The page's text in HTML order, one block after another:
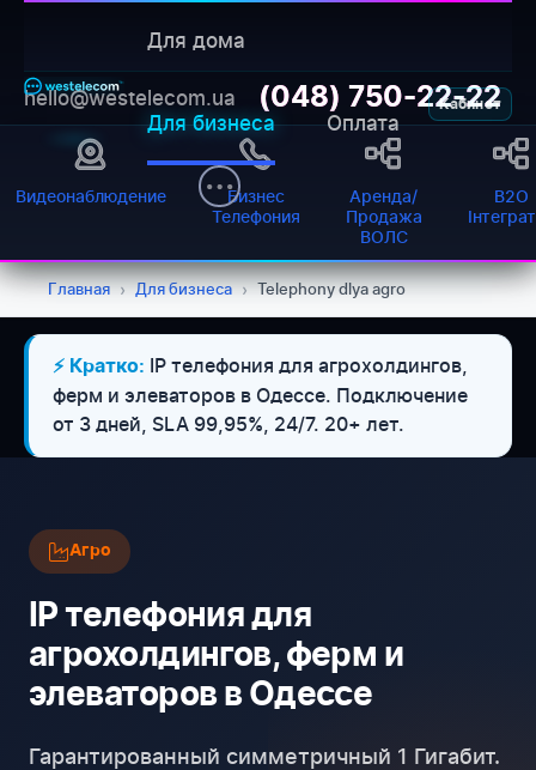
Для дома
Для бизнеса Оплата
Кабинет
hello@westelecom.ua (048) 750-22-22
Видеонаблюдение
Бизнес
Телефония
Аренда/
Продажа
ВОЛС
B2O
Главная › Для бизнеса › Telephony dlya agro
⚡ Кратко: IP телефония для агрохолдингов,
ферм и элеваторов в Одессе. Подключение
от 3 дней, SLA 99,95%, 24/7. 20+ лет.
Агро
IP телефония для
агрохолдингов, ферм и
элеваторов в Одессе
Гарантированный симметричный 1 Гигабит.